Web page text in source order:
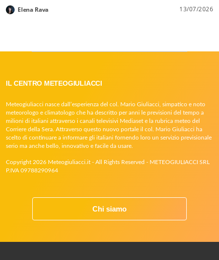
Elena Rava 13/07/2026
IL CENTRO METEOGIULIACCI
Meteogiuliacci nasce dall’esperienza del col. Mario Giuliacci, simpatico e noto
meteorologo e climatologo che ha descritto per anni le previsioni del tempo a
milioni di italiani attraverso i canali televisivi Mediaset e la rubrica meteo del
Corriere della Sera. Attraverso questo nuovo portale il col. Mario Giuliacci ha
scelto di continuare a informare gli italiani fornendo loro un servizio previsionale
serio ma anche bello, innovativo e facile da usare.
Copyright 2026 Meteogiuliacci.it - All Rights Reserved - METEOGIULIACCI SRL
P.IVA 09788290964
Chi siamo